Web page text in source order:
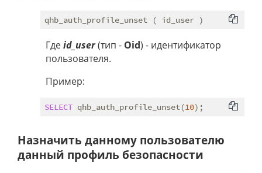
Гдеid_user(тип - Oid) - идентификатор
пользователя.
Пример:
SELECT qhb_auth_profile_unset(10
Назначить данному пользователю
данный профиль безопасности